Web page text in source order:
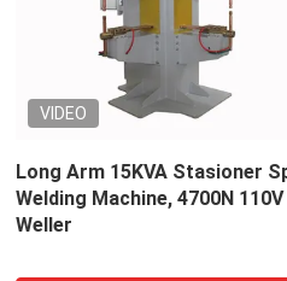
VIDEO
Mesin Pengelasan Titik
Frekuensi Menengah Kawat
Tembaga